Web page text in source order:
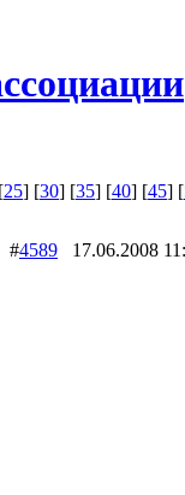
25] [30] [35] [40] [45] [
#4589 17.06.2008